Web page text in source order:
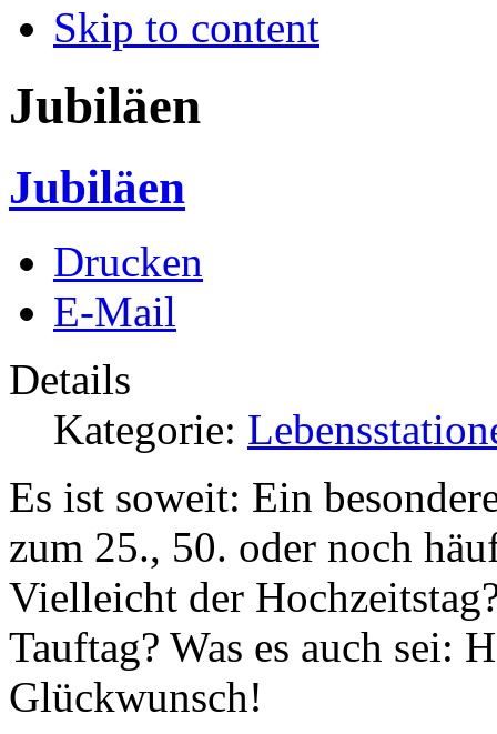
Skip to content
Jubiläen
Jubiläen
Drucken
E-Mail
Details
Kategorie:
Es ist soweit: Ein
zum 25., 50. oder noch
Vielleicht der
Tauftag? Was es auch sei:
Glückwunsch!